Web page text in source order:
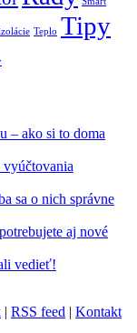
Teplo Tipy
– ako si to doma
sa o nich správne
aj nové
vedieť!
| RSS feed | Kontakt